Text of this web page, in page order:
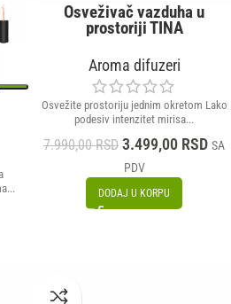
Osveživač vazduha u
prostoriji TINA
Aroma difuzeri
Osvežite prostoriju jednim okretom Lako
podesiv intenzitet mirisa...
7.990,00RSD 3.499,00 RSD SA
PDV
DODAJ U KORPU